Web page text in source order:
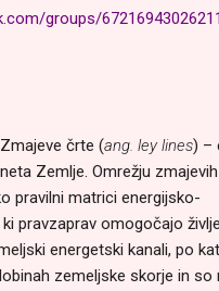
groups/
črte (ang. ley lines) –
Zemlje. Omrežju
pravilni matrici energijsko-
pravzaprav omogočajo
energetski kanali, po
zemeljske skorje in so